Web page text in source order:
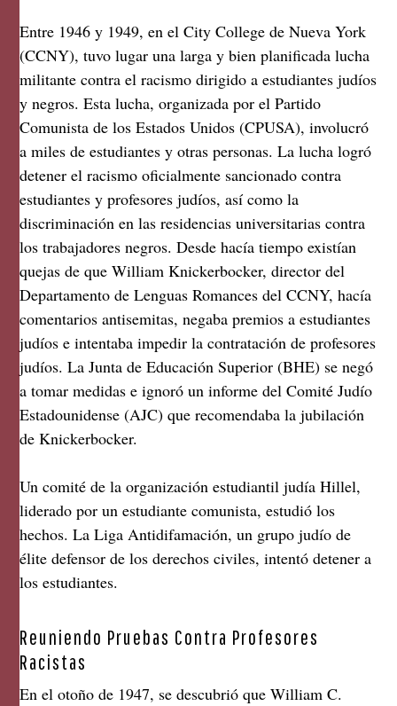
Entre 1946 y 1949, en el City College de Nueva York
(CCNY), tuvo lugar una larga y bien planificada lucha
militante contra el racismo dirigido a estudiantes judíos
y negros. Esta lucha, organizada por el Partido
Comunista de los Estados Unidos (CPUSA), involucró
a miles de estudiantes y otras personas. La lucha logró
detener el racismo oficialmente sancionado contra
estudiantes y profesores judíos, así como la
discriminación en las residencias universitarias contra
los trabajadores negros. Desde hacía tiempo existían
quejas de que William Knickerbocker, director del
Departamento de Lenguas Romances del CCNY, hacía
comentarios antisemitas, negaba premios a estudiantes
judíos e intentaba impedir la contratación de profesores
judíos. La Junta de Educación Superior (BHE) se negó
a tomar medidas e ignoró un informe del Comité Judío
Estadounidense (AJC) que recomendaba la jubilación
de Knickerbocker.
Un comité de la organización estudiantil judía Hillel,
liderado por un estudiante comunista, estudió los
hechos. La Liga Antidifamación, un grupo judío de
élite defensor de los derechos civiles, intentó detener a
los estudiantes.
Reuniendo Pruebas Contra Profesores
Racistas
En el otoño de 1947, se descubrió que William C.